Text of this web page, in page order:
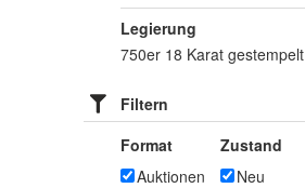
Legierung
750er 18 Karat gestempelt
Filtern
Format
Auktionen
Zustand
Neu